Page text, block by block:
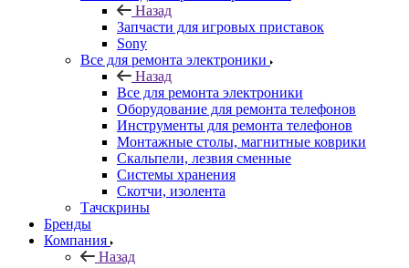
Оборудование для ремонта телефонов
Инструменты для ремонта телефонов
Монтажные столы, магнитные коврики
Скальпели, лезвия сменные
Системы хранения
Скотчи, изолента
Тачскрины
Компания
Назад
Компания
О компании
Новости
Контакты
Контакты